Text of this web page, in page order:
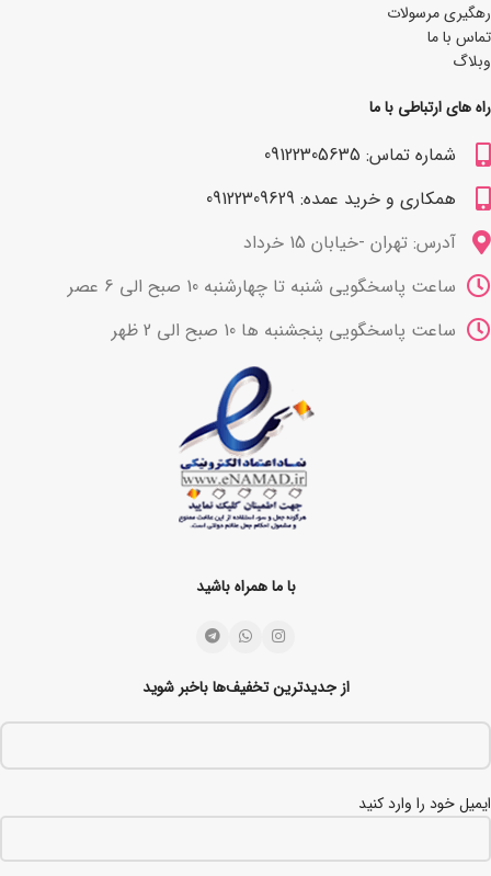
رهگیری مرسولات
تماس با ما
وبلاگ
راه های ارتباطی با ما
شماره تماس: 09122305635
همکاری و خرید عمده: 09122309629
آدرس: تهران -خیابان 15 خرداد
ساعت پاسخگویی شنبه تا چهارشنبه 10 صبح الی 6 عصر
ساعت پاسخگویی پنجشنبه ها 10 صبح الی 2 ظهر
با ما همراه باشید
از جدیدترین تخفیف‌ها باخبر شوید
ایمیل خود را وارد کنید